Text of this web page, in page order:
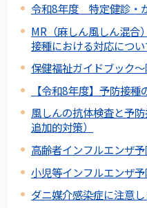
令和8年度 特定健診・
MR（麻しん風しん混合
接種における対応につい
保健福祉ガイドブック
【令和8年度】予防接種
風しんの抗体検査と予
追加的対策）
高齢者インフルエンザ
小児等インフルエンザ
ダニ媒介感染症に注意